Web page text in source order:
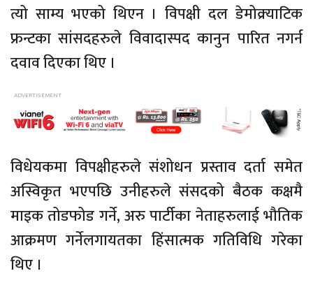
त्यो साम्य भएको थिएन । विपक्षी दल डेमोक्र्याटिक
फ्रन्टका सांसदहरुले विवादास्पद कानुन पारित नगर्न
दवाव दिएका थिए ।
विधेयकमा विपक्षीहरुले संशोधन प्रस्ताव दर्ता समेत
अस्विकृत भएपछि उनीहरुले संसदको बैठक कक्षमै
माइक तोडफोड गर्ने, अरु पार्टीका नेताहरुलाई भौतिक
आक्रमण गर्नेलगायतका हिंसात्मक गतिविधि गरेका
थिए ।